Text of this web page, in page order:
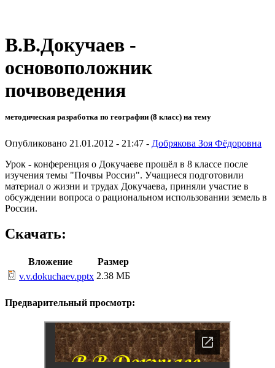
В.В.Докучаев -
основоположник
почвоведения
методическая разработка по географии (8 класс) на тему
Опубликовано 21.01.2012 - 21:47 - Добрякова Зоя Фёдоровна
Урок - конференция о Докучаеве прошёл в 8 классе после
изучения темы "Почвы России". Учащиеся подготовили
материал о жизни и трудах Докучаева, приняли участие в
обсуждении вопроса о рациональном использовании земель в
России.
Скачать:
Вложение
Размер
v.v.dokuchaev.pptx 2.38 МБ
Предварительный просмотр: